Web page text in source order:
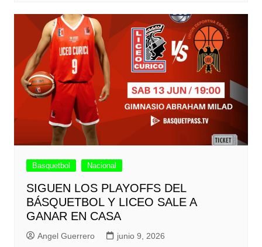
Basquetbol Nacional
SIGUEN LOS PLAYOFFS DEL
BÁSQUETBOL Y LICEO SALE A
GANAR EN CASA
Angel Guerrero junio 9, 2026